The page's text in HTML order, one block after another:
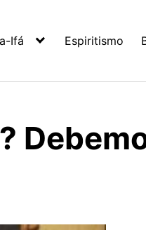
Ifá Espiritismo